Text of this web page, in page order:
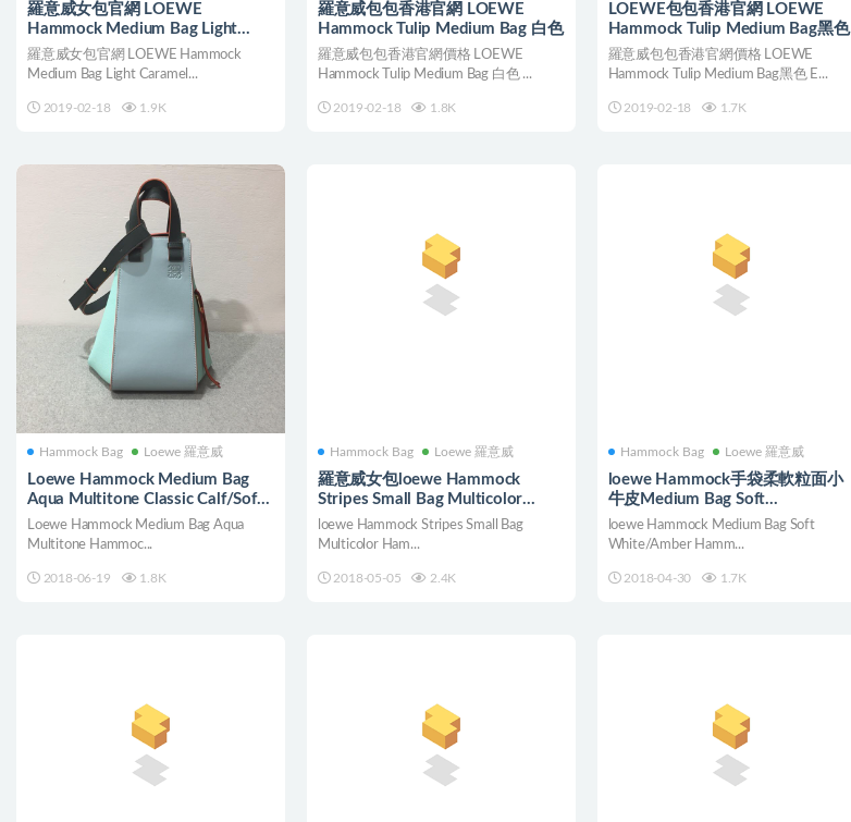
羅意威女包官網 LOEWE
Hammock Medium Bag Light
Caramel
羅意威女包官網 LOEWE Hammock
Medium Bag Light Caramel...
2019-02-18 1.9K
羅意威包包香港官網 LOEWE
Hammock Tulip Medium Bag 白色
羅意威包包香港官網價格 LOEWE
Hammock Tulip Medium Bag 白色 ...
2019-02-18 1.8K
LOEWE包包香港官網 LOEWE
Hammock Tulip Medium Bag黑色
羅意威包包香港官網價格 LOEWE
Hammock Tulip Medium Bag黑色 E...
2019-02-18 1.7K
Hammock Bag Loewe 羅意威
Loewe Hammock Medium Bag
Aqua Multitone Classic Calf/Soft
Grained Calf
Loewe Hammock Medium Bag Aqua
Multitone Hammoc...
2018-06-19 1.8K
Hammock Bag Loewe 羅意威
羅意威女包loewe Hammock
Stripes Small Bag Multicolor
canvas/classic calf
loewe Hammock Stripes Small Bag
Multicolor Ham...
2018-05-05 2.4K
Hammock Bag Loewe 羅意威
loewe Hammock手袋柔軟粒面小
牛皮Medium Bag Soft
White/Amber
loewe Hammock Medium Bag Soft
White/Amber Hamm...
2018-04-30 1.7K